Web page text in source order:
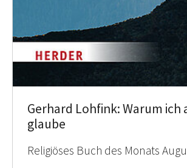
Gerhard Lohfink: Warum ich
glaube
Religiöses Buch des Monats